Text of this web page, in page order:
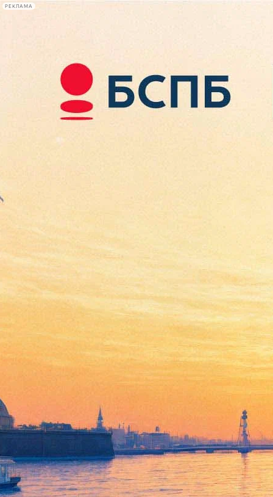
РЕКЛАМА
Сегодня:
2026.08.08
14:39
Афиша Plus
Московская «Стрелка»
запускает лекции в
Петербурге
Версия для печати
Московский институт медиа, архитектуры и дизайна
«Стрелка» начнёт проводить лекции в Петербурге. Первые
два выступления запланированы на август и пройдут в
культурно-образовательном пространстве Охта Lab, сообщили
«Фонтанке» в «Стрелке».